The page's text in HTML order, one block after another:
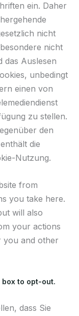
ein. Daher
nicht
nicht
das Auslesen
unbedingt
einen von
zu stellen.
den
die
Nutzung.
from
you take here.
will also
your actions
you and other
box to opt-out.
dass Sie